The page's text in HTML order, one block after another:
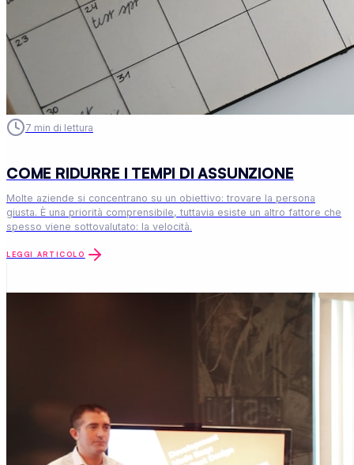
7 min di lettura
COME RIDURRE I TEMPI DI ASSUNZIONE
Molte aziende si concentrano su un obiettivo: trovare la persona
giusta. È una priorità comprensibile, tuttavia esiste un altro fattore che
spesso viene sottovalutato: la velocità.
LEGGI ARTICOLO